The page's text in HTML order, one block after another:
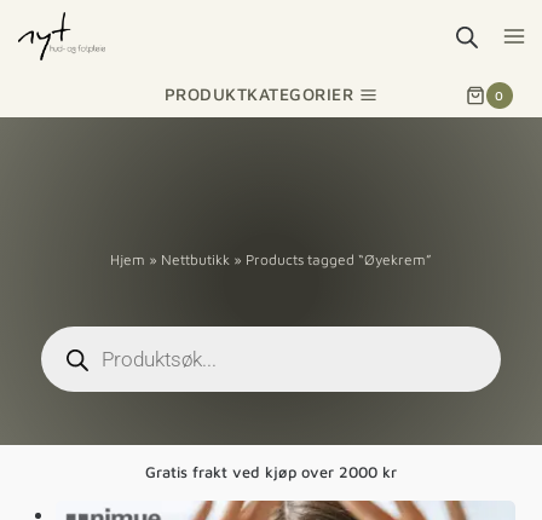
PRODUKTKATEGORIER 0
Hjem » Nettbutikk » Products tagged “Øyekrem”
Gratis frakt ved kjøp over 2000 kr